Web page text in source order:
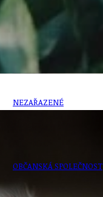
NEZAŘAZENÉ
OBČANSKÁ SPOLEČNOST